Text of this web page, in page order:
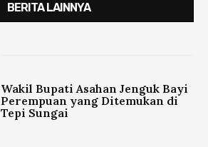
BERITA LAINNYA
Wakil Bupati Asahan Jenguk Bayi
Perempuan yang Ditemukan di
Tepi Sungai